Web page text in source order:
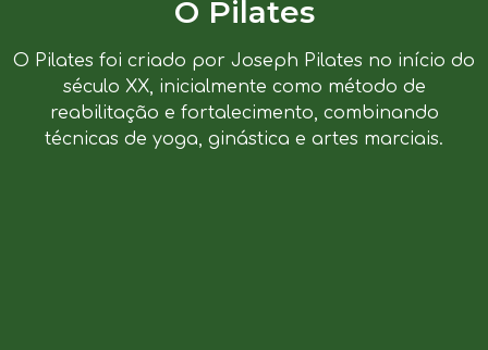
O Pilates
O Pilates foi criado por Joseph Pilates no início do
século XX, inicialmente como método de
reabilitação e fortalecimento, combinando
técnicas de yoga, ginástica e artes marciais.